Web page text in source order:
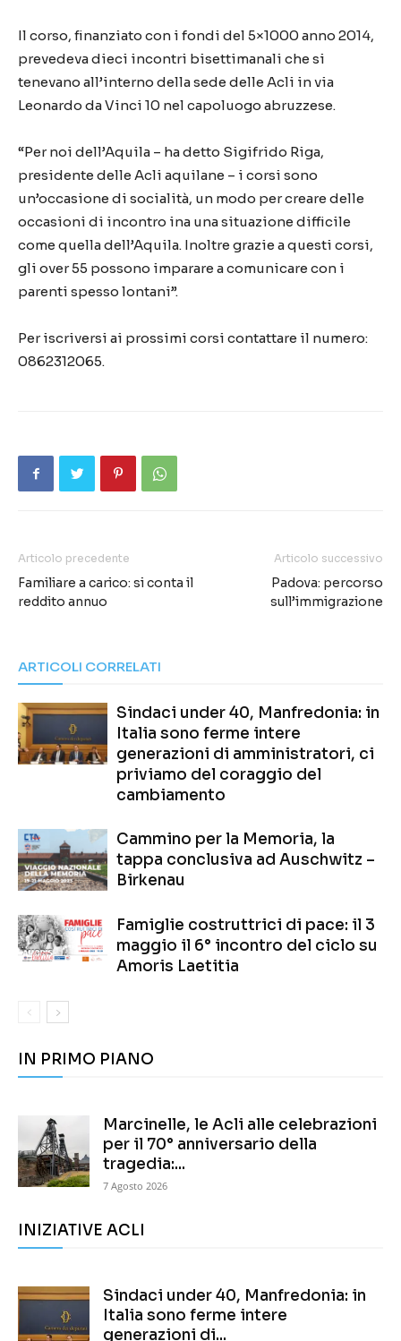
Il corso, finanziato con i fondi del 5×1000 anno 2014,
prevedeva dieci incontri bisettimanali che si
tenevano all’interno della sede delle Acli in via
Leonardo da Vinci 10 nel capoluogo abruzzese.
“Per noi dell’Aquila – ha detto Sigifrido Riga,
presidente delle Acli aquilane – i corsi sono
un’occasione di socialità, un modo per creare delle
occasioni di incontro ina una situazione difficile
come quella dell’Aquila. Inoltre grazie a questi corsi,
gli over 55 possono imparare a comunicare con i
parenti spesso lontani”.
Per iscriversi ai prossimi corsi contattare il numero:
0862312065.
Articolo precedente
Familiare a carico: si conta il
reddito annuo
Articolo successivo
Padova: percorso
sull’immigrazione
ARTICOLI CORRELATI
Sindaci under 40, Manfredonia: in
Italia sono ferme intere
generazioni di amministratori, ci
priviamo del coraggio del
cambiamento
Cammino per la Memoria, la
tappa conclusiva ad Auschwitz –
Birkenau
Famiglie costruttrici di pace: il 3
maggio il 6° incontro del ciclo su
Amoris Laetitia
IN PRIMO PIANO
Marcinelle, le Acli alle celebrazioni
per il 70° anniversario della
tragedia:...
7 Agosto 2026
INIZIATIVE ACLI
Sindaci under 40, Manfredonia: in
Italia sono ferme intere
generazioni di...